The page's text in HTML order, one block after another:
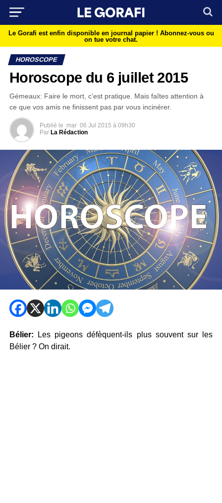
Le Gorafi est enfin disponible en journal papier ! Abonnez-vous ou
on tue votre chat.
HOROSCOPE
Horoscope du 6 juillet 2015
Gémeaux: Faire le mort, c’est pratique. Mais faîtes attention à
ce que vos amis ne finissent pas par vous incinérer.
Publié le mar 06 Jul 2015 à 09h30
Par La Rédaction
Bélier:
Les pigeons défèquent-ils plus souvent sur les
Bélier ? On dirait.